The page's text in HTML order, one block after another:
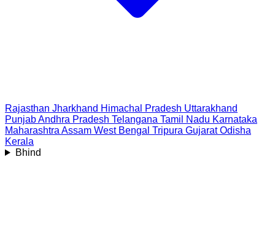
Rajasthan Jharkhand Himachal Pradesh Uttarakhand
PunjabAndhra Pradesh Telangana Tamil Nadu Karnataka
Maharashtra Assam West Bengal Tripura Gujarat Odisha
Kerala
Bhind